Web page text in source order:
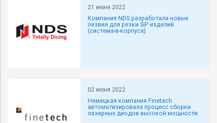
21 июня 2022
Компания NDS разработала новые
лезвия для резки SiP изделий
(система-в-корпусе)
02 июня 2022
Немецкая компания Finetech
автоматизировала процесс сборки
лазерных диодов высокой мощности